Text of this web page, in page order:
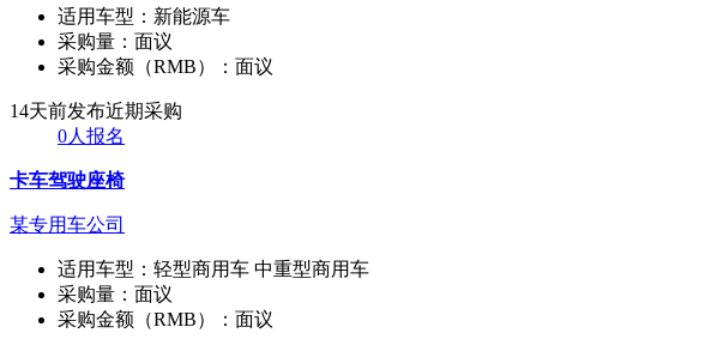
适用车型： 新能源车
采购量： 面议
采购金额（RMB）： 面议
14天前发布近期采购
0人报名
卡车驾驶座椅
某专用车公司
适用车型： 轻型商用车 中重型商用车
采购量： 面议
采购金额（RMB）： 面议